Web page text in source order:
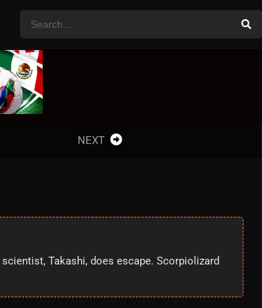
NEXT
Takashi, does escape. Scorpiolizard